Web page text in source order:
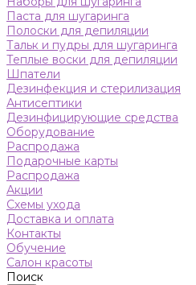
Паста для шугаринга
Полоски для депиляции
Тальк и пудры для шугаринга
Теплые воски для депиляции
Шпатели
Дезинфекция и стерилизация
Антисептики
Дезинфицирующие средства
Оборудование
Распродажа
Подарочные карты
Распродажа
Акции
Схемы ухода
Доставка и оплата
Контакты
Обучение
Салон красоты
Поиск